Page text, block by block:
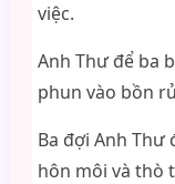
việc.
Anh Thư để ba
phun vào bồn
Ba đợi Anh Thư
hôn môi và thò